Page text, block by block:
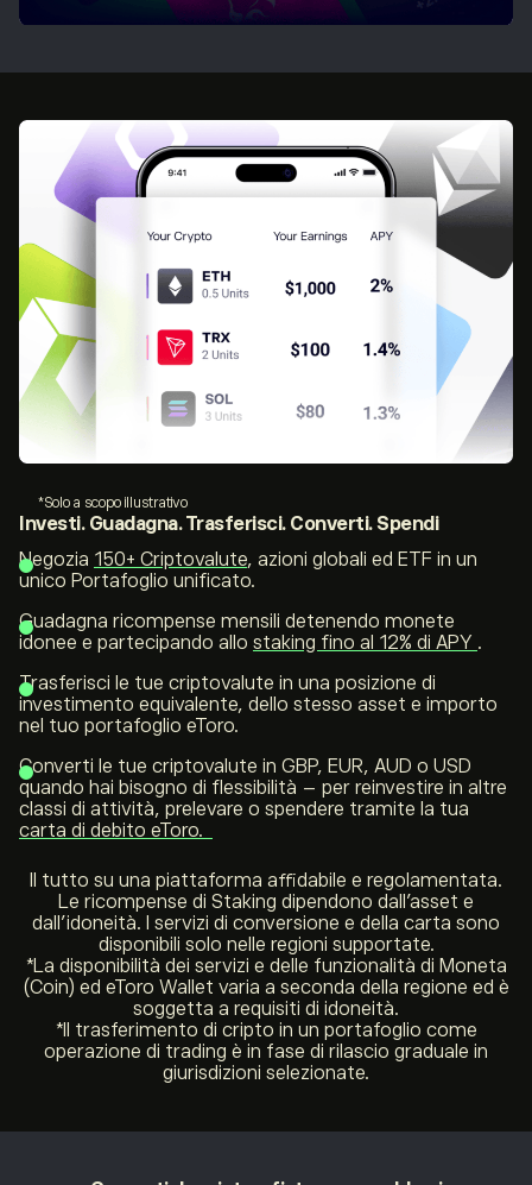
*Solo a scopo illustrativo
Investi. Guadagna. Trasferisci. Converti.Spendi
Negozia 150+ Criptovalute, azioni globali ed ETF in un
unico Portafoglio unificato.
Guadagna ricompense mensili detenendo monete
idonee e partecipando allo staking fino al 12% di APY .
Trasferisci le tue criptovalute in una posizione di
investimento equivalente, dello stesso asset e importo
nel tuo portafoglio eToro.
Converti le tue criptovalute in GBP, EUR, AUD o USD
quando hai bisogno di flessibilità – per reinvestire in altre
classi di attività, prelevare o spendere tramite la tua
carta di debito eToro.
Il tutto su una piattaforma affidabile e regolamentata.
Le ricompense di Staking dipendono dall’asset e
dall’idoneità. I servizi di conversione e della carta sono
disponibili solo nelle regioni supportate.
*La disponibilità dei servizi e delle funzionalità di Moneta
(Coin) ed eToro Wallet varia a seconda della regione ed è
soggetta a requisiti di idoneità.
*Il trasferimento di cripto in un portafoglio come
operazione di trading è in fase di rilascio graduale in
giurisdizioni selezionate.